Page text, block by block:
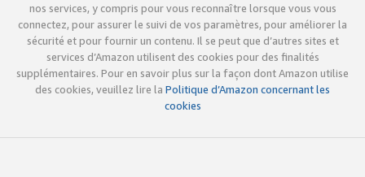
nos services, y compris pour vous reconnaître lorsque vous vous
connectez, pour assurer le suivi de vos paramètres, pour améliorer la
sécurité et pour fournir un contenu. Il se peut que d’autres sites et
services d’Amazon utilisent des cookies pour des finalités
supplémentaires. Pour en savoir plus sur la façon dont Amazon utilise
des cookies, veuillez lire la Politique d’Amazon concernant les
cookies